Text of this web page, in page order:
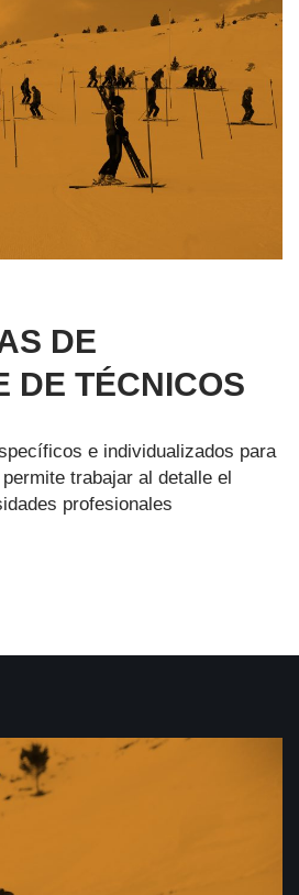
DE
DE TÉCNICOS
e individualizados para
trabajar al detalle el
profesionales